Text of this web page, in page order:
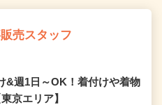
売スタッフ
&週1日～OK！着付けや着物
京エリア】